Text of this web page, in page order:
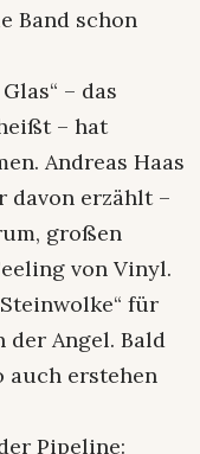
Band schon
– das
– hat
Andreas Haas
davon erzählt –
großen
von Vinyl.
für
der Angel. Bald
auch erstehen
Pipeline: